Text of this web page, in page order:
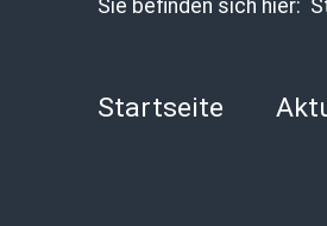
Sie befinden sich hier:
Startseite